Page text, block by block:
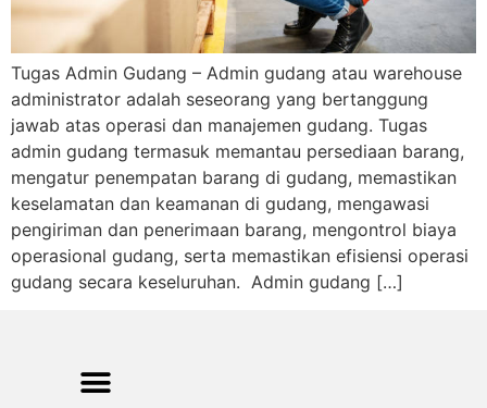
Tugas Admin Gudang – Admin gudang atau warehouse
administrator adalah seseorang yang bertanggung
jawab atas operasi dan manajemen gudang. Tugas
admin gudang termasuk memantau persediaan barang,
mengatur penempatan barang di gudang, memastikan
keselamatan dan keamanan di gudang, mengawasi
pengiriman dan penerimaan barang, mengontrol biaya
operasional gudang, serta memastikan efisiensi operasi
gudang secara keseluruhan. Admin gudang […]